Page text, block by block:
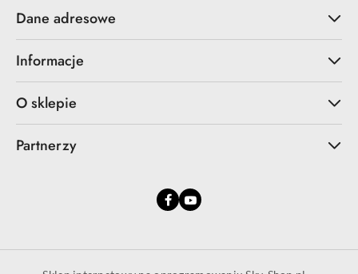
Dane adresowe
Informacje
O sklepie
Partnerzy